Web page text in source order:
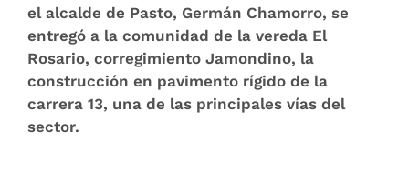
el alcalde de Pasto, Germán Chamorro, se
entregó a la comunidad de la vereda El
Rosario, corregimiento Jamondino, la
construcción en pavimento rígido de la
carrera 13, una de las principales vías del
sector.